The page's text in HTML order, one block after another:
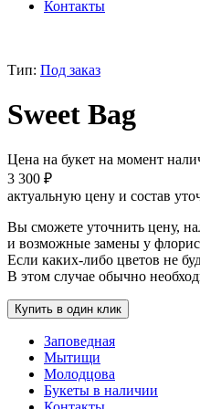
Контакты
Тип: Под заказ
Sweet Bag
Цена на букет на момент
3 300 ₽
актуальную цену и состав
Вы сможете уточнить цену,
и возможные замены у
Если каких-либо цветов не
В этом случае обычно
Купить в один клик
Заповедная
Мытищи
Молодцова
Букеты в наличии